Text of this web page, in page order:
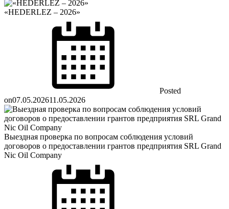
«HEDERLEZ – 2026»
Posted
on07.05.202611.05.2026
Выездная проверка по вопросам соблюдения условий
договоров о предоставлении грантов предприятия SRL Grand
Nic Oil Company